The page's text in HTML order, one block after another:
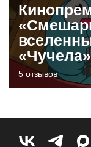
«Чучела»
5 отзывов